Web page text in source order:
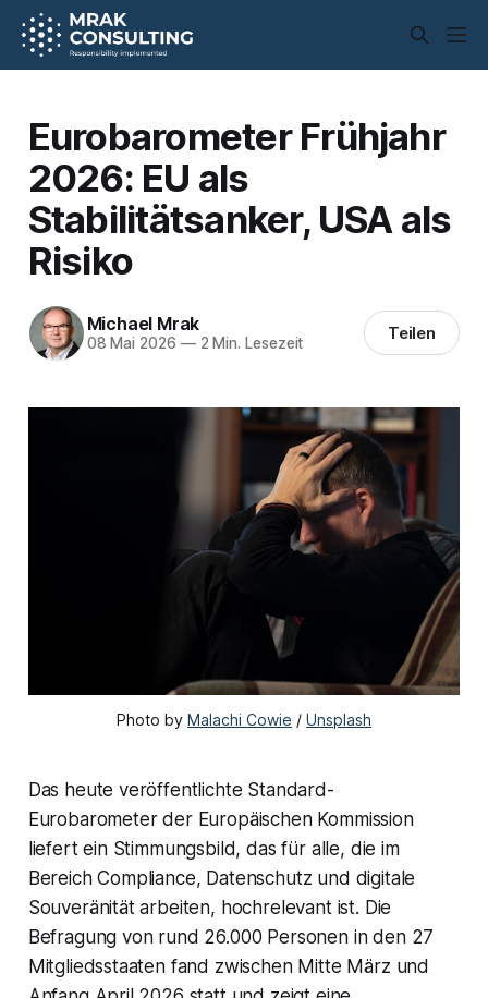
Eurobarometer Frühjahr
2026: EU als
Stabilitätsanker, USA als
Risiko
Michael Mrak
08 Mai 2026 —2 Min. Lesezeit Teilen
Photo by Malachi Cowie / Unsplash
Das heute veröffentlichte Standard-
Eurobarometer der Europäischen Kommission
liefert ein Stimmungsbild, das für alle, die im
Bereich Compliance, Datenschutz und digitale
Souveränität arbeiten, hochrelevant ist. Die
Befragung von rund 26.000 Personen in den 27
Mitgliedsstaaten fand zwischen Mitte März und